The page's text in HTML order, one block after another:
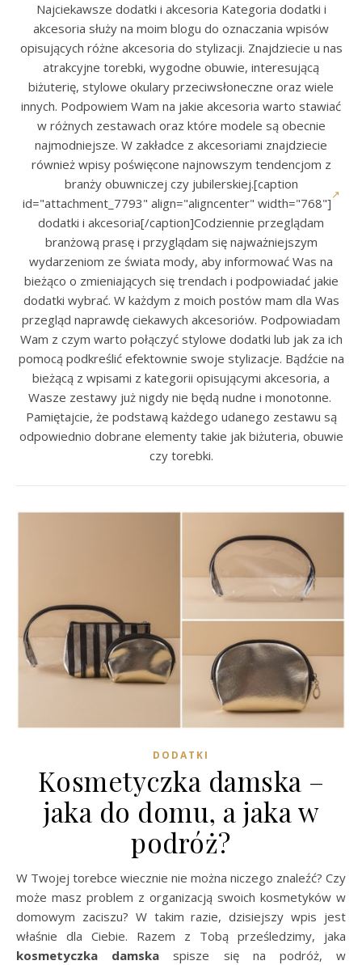
Najciekawsze dodatki i akcesoria Kategoria dodatki i
akcesoria służy na moim blogu do oznaczania wpisów
opisujących różne akcesoria do stylizacji. Znajdziecie u nas
atrakcyjne torebki, wygodne obuwie, interesującą
biżuterię, stylowe okulary przeciwsłoneczne oraz wiele
innych. Podpowiem Wam na jakie akcesoria warto stawiać
w różnych zestawach oraz które modele są obecnie
najmodniejsze. W zakładce z akcesoriami znajdziecie
również wpisy poświęcone najnowszym tendencjom z
branży obuwniczej czy jubilerskiej.[caption
id="attachment_7793" align="aligncenter" width="768"]
dodatki i akcesoria[/caption]Codziennie przeglądam
branżową prasę i przyglądam się najważniejszym
wydarzeniom ze świata mody, aby informować Was na
bieżąco o zmieniających się trendach i podpowiadać jakie
dodatki wybrać. W każdym z moich postów mam dla Was
przegląd naprawdę ciekawych akcesoriów. Podpowiadam
Wam z czym warto połączyć stylowe dodatki lub jak za ich
pomocą podkreślić efektownie swoje stylizacje. Bądźcie na
bieżącą z wpisami z kategorii opisującymi akcesoria, a
Wasze zestawy już nigdy nie będą nudne i monotonne.
Pamiętajcie, że podstawą każdego udanego zestawu są
odpowiednio dobrane elementy takie jak biżuteria, obuwie
czy torebki.
DODATKI
Kosmetyczka damska –
jaka do domu, a jaka w
podróż?
W Twojej torebce wiecznie nie można niczego znaleźć? Czy
może masz problem z organizacją swoich kosmetyków w
domowym zaciszu? W takim razie, dzisiejszy wpis jest
właśnie dla Ciebie. Razem z Tobą prześledzimy, jaka
kosmetyczka damska spisze się na podróż, w